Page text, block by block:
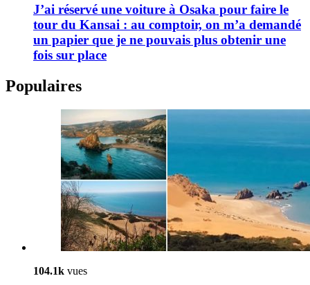
J’ai réservé une voiture à Osaka pour faire le
tour du Kansai : au comptoir, on m’a demandé
un papier que je ne pouvais plus obtenir une
fois sur place
Populaires
104.1k vues